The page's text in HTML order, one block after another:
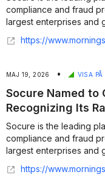
compliance and fraud
largest enterprises and
https://www.morningstar.com/news/business-wire/20260514706630/socure-riskos-platform-integrates-prism-data-
MAJ 19, 2026 • VISA PÅ
Socure Named to
Recognizing Its
Socure is the leading
compliance and fraud
largest enterprises and
https://www.morningstar.com/news/business-wire/20260519759262/socure-named-to-cnbc-disruptor-50-list-recognizing-its-rapid-growth-and-market-shaping-